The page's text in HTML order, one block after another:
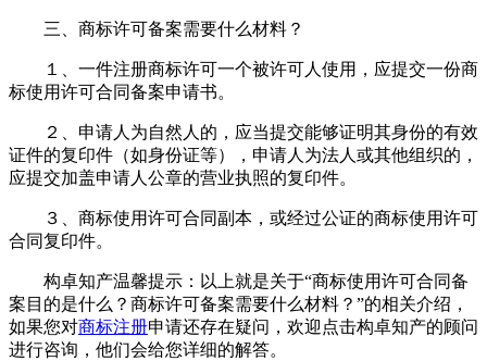
三、商标许可备案需要什么材料？
１、一件注册商标许可一个被许可人使用，应提交一份商
标使用许可合同备案申请书。
２、申请人为自然人的，应当提交能够证明其身份的有效
证件的复印件（如身份证等），申请人为法人或其他组织的，
应提交加盖申请人公章的营业执照的复印件。
３、商标使用许可合同副本，或经过公证的商标使用许可
合同复印件。
构卓知产温馨提示：以上就是关于“商标使用许可合同备
案目的是什么？商标许可备案需要什么材料？”的相关介绍，
如果您对商标注册申请还存在疑问，欢迎点击构卓知产的顾问
进行咨询，他们会给您详细的解答。